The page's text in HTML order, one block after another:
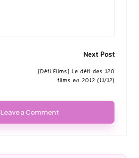
Next Post
[Défi Films] Le défi des 120
films en 2012 (11/12)
Leave a Comment